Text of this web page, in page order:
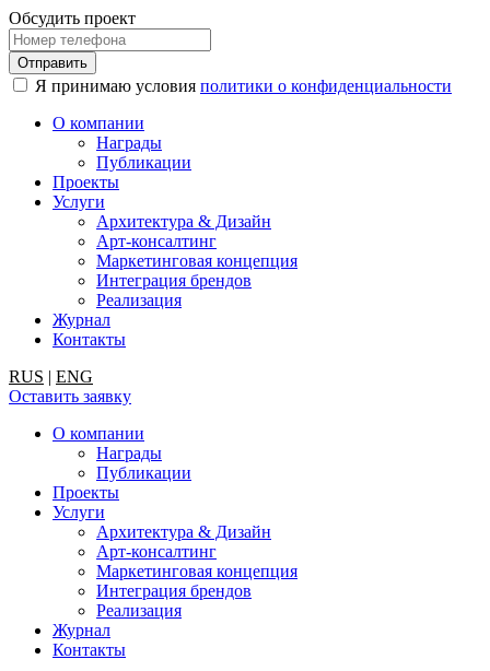
Обсудить проект
Я принимаю условия политики о конфиденциальности
О компании
Награды
Публикации
Проекты
Услуги
Архитектура & Дизайн
Арт-консалтинг
Маркетинговая концепция
Интеграция брендов
Реализация
Журнал
Контакты
RUS | ENG
Оставить заявку
О компании
Награды
Публикации
Проекты
Услуги
Архитектура & Дизайн
Арт-консалтинг
Маркетинговая концепция
Интеграция брендов
Реализация
Журнал
Контакты